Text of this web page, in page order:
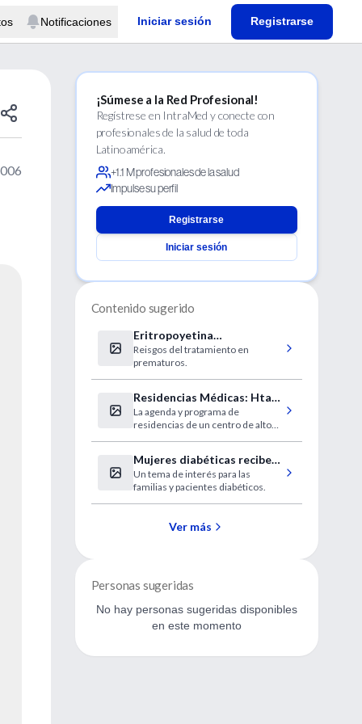
Notificaciones Iniciar sesión Registrarse
¡Súmese a la Red Profesional!
Regístrese en IntraMed y conecte con
profesionales de la salud de toda
Latinoamérica.
+1.1 M profesionales de la salud
Impulse su perfil
Registrarse
Iniciar sesión
Contenido sugerido
Eritropoyetina
recombinante y retinopatía
de prematuridad
Reisgos del tratamiento en
prematuros.
Residencias Médicas: Htal.
Comunidad, Mar del Plata
La agenda y programa de
residencias de un centro de alto
Mujeres diabéticas reciben
poco asesoramiento sobre
la concepción
Un tema de interés para las
familias y pacientes diabéticos.
Ver más
Personas sugeridas
No hay personas sugeridas disponibles
en este momento